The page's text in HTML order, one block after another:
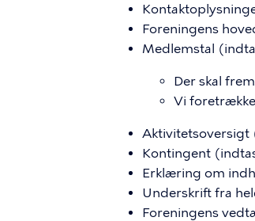
Foreningens
Medlemstal
Der skal
Vi
Aktivitetsoversigt
Kontingent
Erklæring om
Underskrift fra
Foreningens